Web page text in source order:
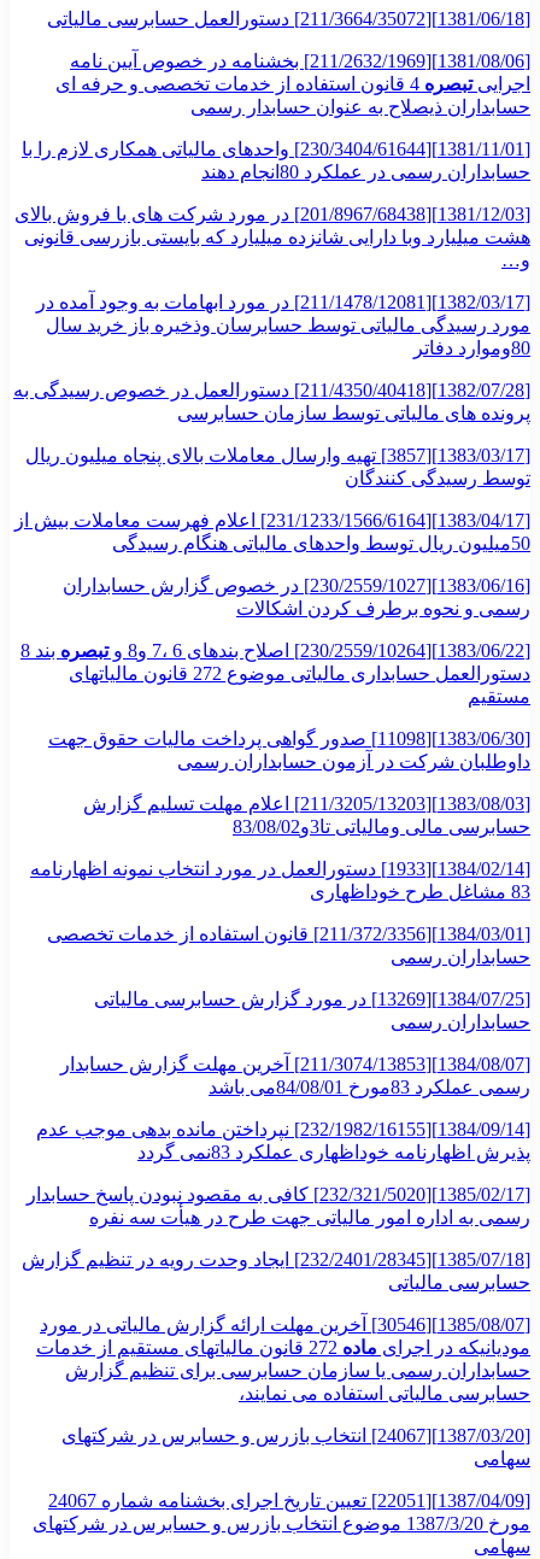
[1381/06/18][211/3664/35072] دستورالعمل حسابرسی مالیاتی
[1381/08/06][211/2632/1969] بخشنامه در خصوص آیین نامه
اجراییتبصره
4 قانون استفاده از خدمات تخصصی و حرفه ای
حسابداران ذیصلاح به عنوان حسابدار رسمی
[1381/11/01][230/3404/61644] واحدهای مالیاتی همکاری لازم را با
حسابداران رسمی در عملکرد 80انجام دهند
[1381/12/03][201/8967/68438] در مورد شرکت های با فروش بالای
هشت میلیارد وبا دارایی شانزده میلیارد که بایستی بازرسی قانونی
و…
[1382/03/17][211/1478/12081] در مورد ابهامات به وجود آمده در
مورد رسیدگی مالیاتی توسط حسابرسان وذخیره باز خرید سال
80وموارد دفاتر
[1382/07/28][211/4350/40418] دستورالعمل در خصوص رسیدگی به
پرونده های مالیاتی توسط سازمان حسابرسی
[1383/03/17][3857] تهیه وارسال معاملات بالای پنجاه میلیون ریال
توسط رسیدگی کنندگان
[1383/04/17][231/1233/1566/6164] اعلام فهرست معاملات بیش از
50میلیون ریال توسط واحدهای مالیاتی هنگام رسیدگی
[1383/06/16][230/2559/1027] در خصوص گزارش حسابداران
رسمی و نحوه برطرف کردن اشکالات
[1383/06/22][230/2559/10264] اصلاح بندهای 6 ،7 و8 و تبصره
بند 8
دستورالعمل حسابداری مالیاتی موضوع 272 قانون مالیاتهای
مستقیم
[1383/06/30][11098] صدور گواهی پرداخت مالیات حقوق جهت
داوطلبان شرکت در آزمون حسابداران رسمی
[1383/08/03][211/3205/13203] اعلام مهلت تسلیم گزارش
حسابرسی مالی ومالیاتی تا3و83/08/02
[1384/02/14][1933] دستورالعمل در مورد انتخاب نمونه اظهارنامه
83 مشاغل طرح خوداظهاری
[1384/03/01][211/372/3356] قانون استفاده از خدمات تخصصی
حسابداران رسمی
[1384/07/25][13269] در مورد گزارش حسابرسی مالیاتی
حسابداران رسمی
[1384/08/07][211/3074/13853] آخرین مهلت گزارش حسابدار
رسمی عملکرد 83مورخ 84/08/01می باشد
[1384/09/14][232/1982/16155] نپرداختن مانده بدهی موجب عدم
پذیرش اظهارنامه خوداظهاری عملکرد 83نمی گردد
[1385/02/17][232/321/5020] کافی به مقصود نبودن پاسخ حسابدار
رسمی به اداره امور مالیاتی جهت طرح در هیأت سه نفره
[1385/07/18][232/2401/28345] ایجاد وحدت رویه در تنظیم گزارش
حسابرسی مالیاتی
[1385/08/07][30546] آخرین مهلت ارائه گزارش مالیاتی در مورد
مودیانیکه در اجرای ماده
272 قانون مالیاتهای مستقیم از خدمات
حسابداران رسمی یا سازمان حسابرسی برای تنظیم گزارش
حسابرسی مالیاتی استفاده می نمایند،
[1387/03/20][24067] انتخاب بازرس و حسابرس در شرکتهای
سهامی
[1387/04/09][22051] تعیین تاریخ اجرای بخشنامه شماره 24067
مورخ 1387/3/20 موضوع انتخاب بازرس و حسابرس در شرکتهای
سهامی